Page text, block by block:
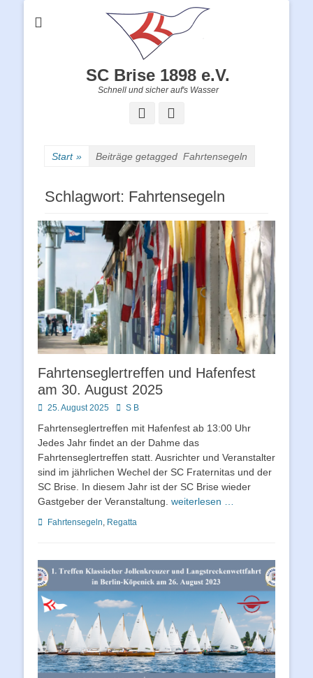
SC Brise 1898 e.V.
Schnell und sicher auf's Wasser
Facebook
Start » Beiträge getagged Fahrtensegeln
Schlagwort: Fahrtensegeln
Fahrtenseglertreffen und Hafenfest
am 30. August 2025
Posted
25. August 2025 Autor
S B
Fahrtenseglertreffen mit Hafenfest ab 13:00 Uhr
Jedes Jahr findet an der Dahme das
Fahrtenseglertreffen statt. Ausrichter und Veranstalter
sind im jährlichen Wechel der SC Fraternitas und der
SC Brise. In diesem Jahr ist der SC Brise wieder
Gastgeber der Veranstaltung. weiterlesen …
Schlagworte
Fahrtensegeln, Regatta